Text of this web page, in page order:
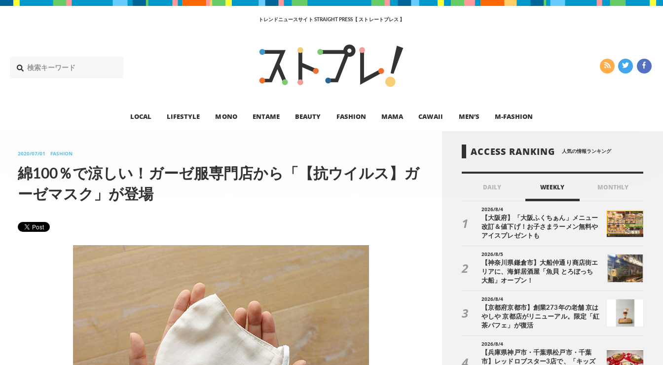
トレンドニュースサイト STRAIGHT PRESS【 ストレートプレス 】
LOCAL LIFESTYLE MONO ENTAME BEAUTY FASHION MAMA CAWAII MEN’S M-FASHION
2020/07/01 FASHION
綿100％で涼しい！ガーゼ服専門店から「【抗ウイルス】ガ
ーゼマスク」が登場
ACCESS RANKING 人気の情報ランキング
DAILY WEEKLY MONTHLY
2026/8/4
【大阪府】「大阪ふくちぁん」メニュー
改訂＆値下げ！お子さまラーメン無料や
アイスプレゼントも
2026/8/5
【神奈川県鎌倉市】大船仲通り商店街エ
リアに、海鮮居酒屋「魚貝 とろぼっち
大船」オープン！
2026/8/4
【京都府京都市】創業273年の老舗 京は
やしや 京都店がリニューアル。限定「紅
茶パフェ」が復活
2026/8/4
【兵庫県神戸市・千葉県松戸市・千葉
市】レッドロブスター3店で、「キッズ